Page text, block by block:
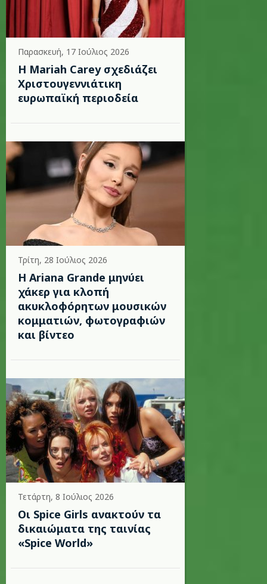
Παρασκευή, 17 Ιούλιος 2026
Η Mariah Carey σχεδιάζει
Χριστουγεννιάτικη
ευρωπαϊκή περιοδεία
Τρίτη, 28 Ιούλιος 2026
Η Ariana Grande μηνύει
χάκερ για κλοπή
ακυκλοφόρητων μουσικών
κομματιών, φωτογραφιών
και βίντεο
Τετάρτη, 8 Ιούλιος 2026
Οι Spice Girls ανακτούν τα
δικαιώματα της ταινίας
«Spice World»